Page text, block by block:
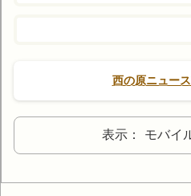
西の原ニュー
表示： モバイ